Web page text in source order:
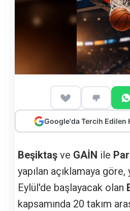
Google'da Tercih Edilen
Beşiktaş ve GAİN ile
yapılan açıklamaya
Eylül'de başlayacak olan
kapsamında 20 takım